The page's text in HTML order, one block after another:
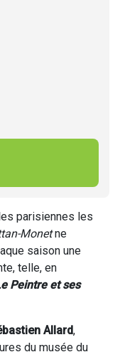
parisiennes les
Monetne
saison une
telle, en
Peintre et ses
Allard,
du musée du